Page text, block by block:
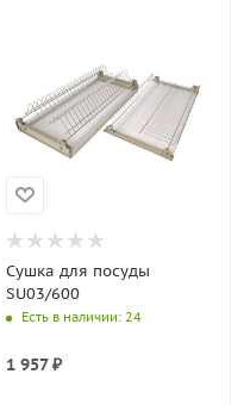
Сушка для посуды
SU03/600
Есть в наличии: 24
1 957₽